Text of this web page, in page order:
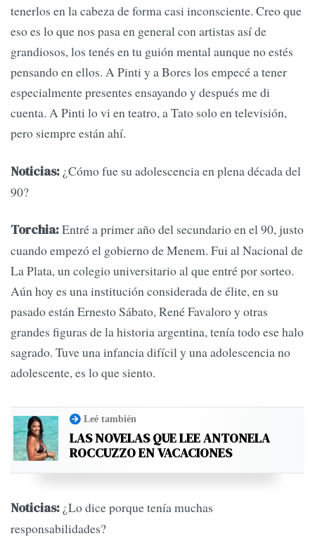
tenerlos en la cabeza de forma casi inconsciente. Creo que
eso es lo que nos pasa en general con artistas así de
grandiosos, los tenés en tu guión mental aunque no estés
pensando en ellos. A Pinti y a Bores los empecé a tener
especialmente presentes ensayando y después me di
cuenta. A Pinti lo vi en teatro, a Tato solo en televisión,
pero siempre están ahí.
Noticias: ¿Cómo fue su adolescencia en plena década del
90?
Torchia:Entré a primer año del secundario en el 90, justo
cuando empezó el gobierno de Menem. Fui al Nacional de
La Plata, un colegio universitario al que entré por sorteo.
Aún hoy es una institución considerada de élite, en su
pasado están Ernesto Sábato, René Favaloro y otras
grandes figuras de la historia argentina, tenía todo ese halo
sagrado. Tuve una infancia difícil y una adolescencia no
adolescente, es lo que siento.
Leé también
LAS NOVELAS QUE LEE ANTONELA
ROCCUZZO EN VACACIONES
Noticias: ¿Lo dice porque tenía muchas
responsabilidades?